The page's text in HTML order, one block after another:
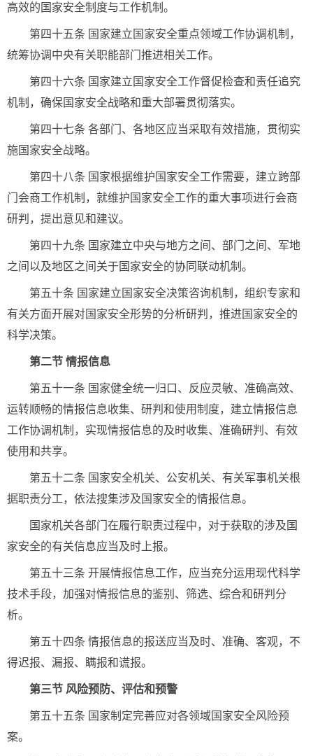
高效的国家安全制度与工作机制。
第四十五条 国家建立国家安全重点领域工作协调机制，
统筹协调中央有关职能部门推进相关工作。
第四十六条 国家建立国家安全工作督促检查和责任追究
机制，确保国家安全战略和重大部署贯彻落实。
第四十七条 各部门、各地区应当采取有效措施，贯彻实
施国家安全战略。
第四十八条 国家根据维护国家安全工作需要，建立跨部
门会商工作机制，就维护国家安全工作的重大事项进行会商
研判，提出意见和建议。
第四十九条 国家建立中央与地方之间、部门之间、军地
之间以及地区之间关于国家安全的协同联动机制。
第五十条 国家建立国家安全决策咨询机制，组织专家和
有关方面开展对国家安全形势的分析研判，推进国家安全的
科学决策。
第二节 情报信息
第五十一条 国家健全统一归口、反应灵敏、准确高效、
运转顺畅的情报信息收集、研判和使用制度，建立情报信息
工作协调机制，实现情报信息的及时收集、准确研判、有效
使用和共享。
第五十二条 国家安全机关、公安机关、有关军事机关根
据职责分工，依法搜集涉及国家安全的情报信息。
国家机关各部门在履行职责过程中，对于获取的涉及国
家安全的有关信息应当及时上报。
第五十三条 开展情报信息工作，应当充分运用现代科学
技术手段，加强对情报信息的鉴别、筛选、综合和研判分
析。
第五十四条 情报信息的报送应当及时、准确、客观，不
得迟报、漏报、瞒报和谎报。
第三节 风险预防、评估和预警
第五十五条 国家制定完善应对各领域国家安全风险预
案。